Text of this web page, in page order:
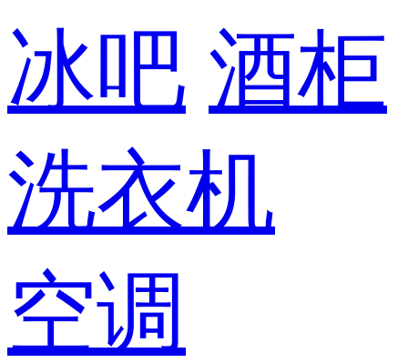
冰吧 酒柜
洗衣机
空调